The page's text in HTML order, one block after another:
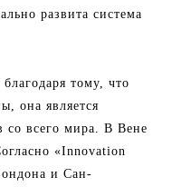
развита система
тому, что
она является
со всего мира. В Вене
«Innovation
и Сан-